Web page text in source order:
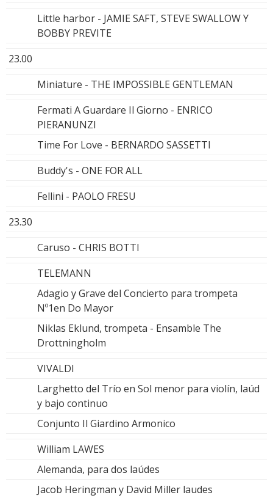
Little harbor - JAMIE SAFT, STEVE SWALLOW Y
BOBBY PREVITE
23.00
Miniature - THE IMPOSSIBLE GENTLEMAN
Fermati A Guardare Il Giorno - ENRICO
PIERANUNZI
Time For Love - BERNARDO SASSETTI
Buddy's - ONE FOR ALL
Fellini - PAOLO FRESU
23.30
Caruso - CHRIS BOTTI
TELEMANN
Adagio y Grave del Concierto para trompeta
Nº1en Do Mayor
Niklas Eklund, trompeta - Ensamble The
Drottningholm
VIVALDI
Larghetto del Trío en Sol menor para violín, laúd
y bajo continuo
Conjunto Il Giardino Armonico
William LAWES
Alemanda, para dos laúdes
Jacob Heringman y David Miller laudes